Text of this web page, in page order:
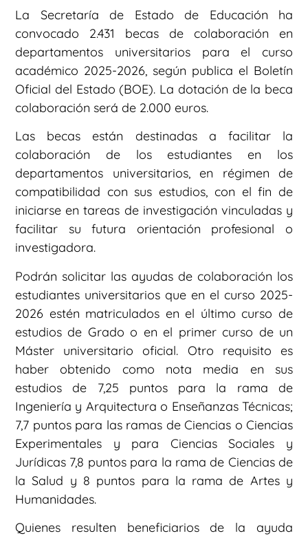
La Secretaría de Estado de Educación ha
convocado 2.431 becas de colaboración en
departamentos universitarios para el curso
académico 2025-2026, según publica el Boletín
Oficial del Estado (BOE). La dotación de la beca
colaboración será de 2.000 euros.
Las becas están destinadas a facilitar la
colaboración de los estudiantes en los
departamentos universitarios, en régimen de
compatibilidad con sus estudios, con el fin de
iniciarse en tareas de investigación vinculadas y
facilitar su futura orientación profesional o
investigadora.
Podrán solicitar las ayudas de colaboración los
estudiantes universitarios que en el curso 2025-
2026 estén matriculados en el último curso de
estudios de Grado o en el primer curso de un
Máster universitario oficial. Otro requisito es
haber obtenido como nota media en sus
estudios de 7,25 puntos para la rama de
Ingeniería y Arquitectura o Enseñanzas Técnicas;
7,7 puntos para las ramas de Ciencias o Ciencias
Experimentales y para Ciencias Sociales y
Jurídicas 7,8 puntos para la rama de Ciencias de
la Salud y 8 puntos para la rama de Artes y
Humanidades.
Quienes resulten beneficiarios de la ayuda